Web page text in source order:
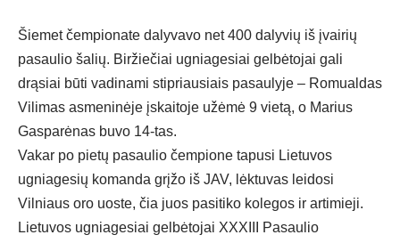
Šiemet čempionate dalyvavo net 400 dalyvių iš įvairių
pasaulio šalių. Biržiečiai ugniagesiai gelbėtojai gali
drąsiai būti vadinami stipriausiais pasaulyje – Romualdas
Vilimas asmeninėje įskaitoje užėmė 9 vietą, o Marius
Gasparėnas buvo 14-tas.
Vakar po pietų pasaulio čempione tapusi Lietuvos
ugniagesių komanda grįžo iš JAV, lėktuvas leidosi
Vilniaus oro uoste, čia juos pasitiko kolegos ir artimieji.
Lietuvos ugniagesiai gelbėtojai XXXIII Pasaulio